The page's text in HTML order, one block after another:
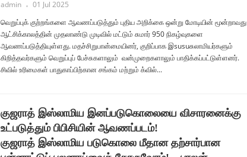
admin
01 Jul 2025
வெறுப்புக் குற்றங்களை ஆவணப்படுத்தும் புதிய அறிக்கை ஒன்று மோடியின் மூன்றாவது
ஆட்சிக்காலத்தின் முதலாண்டு முடிவில் மட்டும் சுமார் 950 நிகழ்வுகளை
ஆவணப்படுத்தியுள்ளது. மதச்சிறுபான்மையினர், குறிப்பாக இsusuசுலாமியர்களும்
கிறித்தவர்களும் வெறுப்புப் பேச்சுகளாலும் வன்முறைகளாலும் பாதிக்கப்பட்டுள்ளனர்.
சிவில் உரிமைகள் பாதுகாப்பிற்கான சங்கம் மற்றும் க்வில்...
குஜராத் இஸ்லாமிய இனப்படுகொலையை விசாரனைக்கு
உட்படுத்தும் பிபிசியின் ஆவணப்படம்!
குஜராத் இஸ்லாமிய படுகொலை மீதான தற்சார்பான